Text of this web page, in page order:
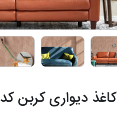
کاغذ دیواری کربن کد 10034